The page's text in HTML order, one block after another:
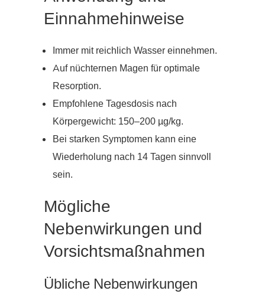
Einnahmehinweise
Immer mit reichlich Wasser einnehmen.
Auf nüchternen Magen für optimale
Resorption.
Empfohlene Tagesdosis nach
Körpergewicht: 150–200 µg/kg.
Bei starken Symptomen kann eine
Wiederholung nach 14 Tagen sinnvoll
sein.
Mögliche
Nebenwirkungen und
Vorsichtsmaßnahmen
Übliche Nebenwirkungen